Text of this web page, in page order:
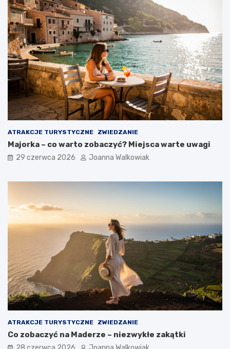
ATRAKCJE TURYSTYCZNE ZWIEDZANIE
Majorka – co warto zobaczyć? Miejsca warte uwagi
29 czerwca 2026 Joanna Walkowiak
ATRAKCJE TURYSTYCZNE ZWIEDZANIE
Co zobaczyć na Maderze – niezwykłe zakątki